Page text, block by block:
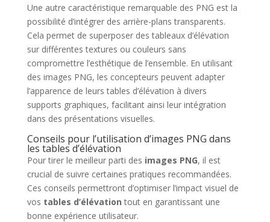
Une autre caractéristique remarquable des PNG est la
possibilité d’intégrer des arrière-plans transparents.
Cela permet de superposer des tableaux d’élévation
sur différentes textures ou couleurs sans
compromettre l’esthétique de l’ensemble. En utilisant
des images PNG, les concepteurs peuvent adapter
l’apparence de leurs tables d’élévation à divers
supports graphiques, facilitant ainsi leur intégration
dans des présentations visuelles.
Conseils pour l’utilisation d’images PNG dans
les tables d’élévation
Pour tirer le meilleur parti des images PNG, il est
crucial de suivre certaines pratiques recommandées.
Ces conseils permettront d’optimiser l’impact visuel de
vos tables d’élévation tout en garantissant une
bonne expérience utilisateur.